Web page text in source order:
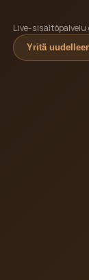
Live-sisältöpalvelu
Yritä